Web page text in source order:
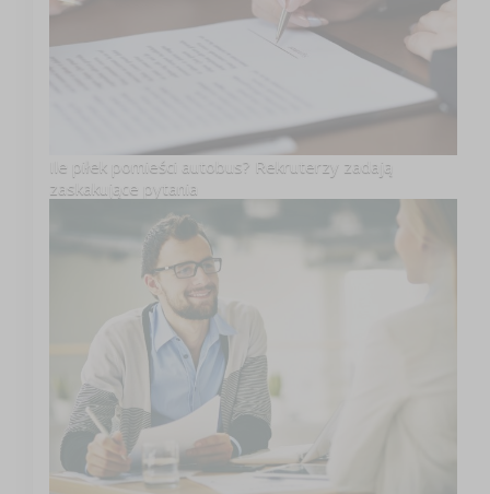
Ile piłek pomieści autobus? Rekruterzy zadają
zaskakujące pytania